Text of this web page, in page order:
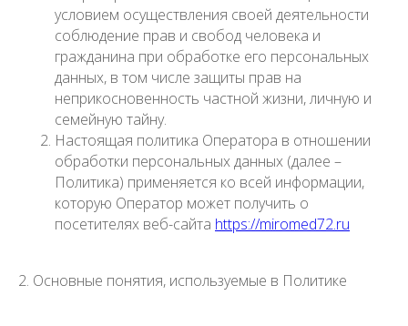
условием осуществления своей деятельности
соблюдение прав и свобод человека и
гражданина при обработке его персональных
данных, в том числе защиты прав на
неприкосновенность частной жизни, личную и
семейную тайну.
Настоящая политика Оператора в отношении
обработки персональных данных (далее –
Политика) применяется ко всей информации,
которую Оператор может получить о
посетителях веб-сайта https://miromed72.ru
2. Основные понятия, используемые в Политике